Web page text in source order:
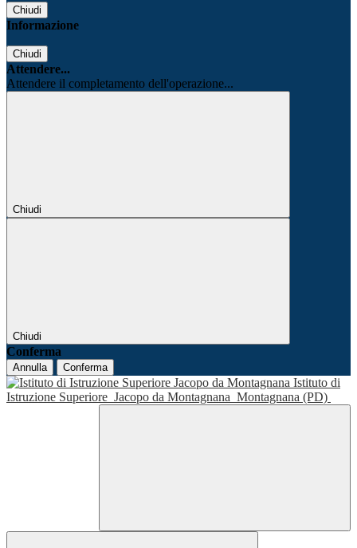
Chiudi
Informazione
Chiudi
Attendere...
Attendere il completamento dell'operazione...
Chiudi
Chiudi
Conferma
Annulla Conferma
Istituto di
Istruzione Superiore Jacopo da Montagnana Montagnana (PD)